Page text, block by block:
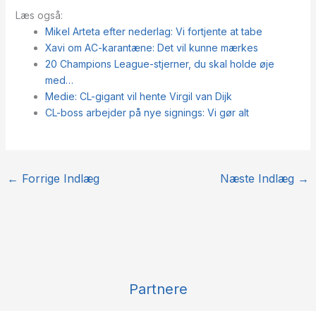
Læs også:
Mikel Arteta efter nederlag: Vi fortjente at tabe
Xavi om AC-karantæne: Det vil kunne mærkes
20 Champions League-stjerner, du skal holde øje
med…
Medie: CL-gigant vil hente Virgil van Dijk
CL-boss arbejder på nye signings: Vi gør alt
← Forrige Indlæg Næste Indlæg →
Partnere